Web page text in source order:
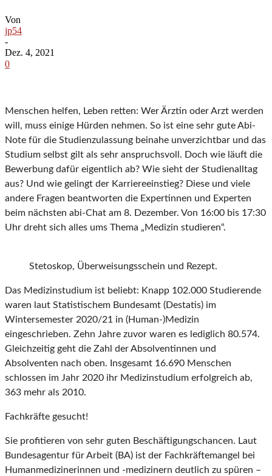
Von
jp54
-
Dez. 4, 2021
0
Menschen helfen, Leben retten: Wer Ärztin oder Arzt werden
will, muss einige Hürden nehmen. So ist eine sehr gute Abi-
Note für die Studienzulassung beinahe unverzichtbar und das
Studium selbst gilt als sehr anspruchsvoll. Doch wie läuft die
Bewerbung dafür eigentlich ab? Wie sieht der Studienalltag
aus? Und wie gelingt der Karriereeinstieg? Diese und viele
andere Fragen beantworten die Expertinnen und Experten
beim nächsten abi-Chat am 8. Dezember. Von 16:00 bis 17:30
Uhr dreht sich alles ums Thema „Medizin studieren“.
Stetoskop, Überweisungsschein und Rezept.
Das Medizinstudium ist beliebt: Knapp 102.000 Studierende
waren laut Statistischem Bundesamt (Destatis) im
Wintersemester 2020/21 in (Human-)Medizin
eingeschrieben. Zehn Jahre zuvor waren es lediglich 80.574.
Gleichzeitig geht die Zahl der Absolventinnen und
Absolventen nach oben. Insgesamt 16.690 Menschen
schlossen im Jahr 2020 ihr Medizinstudium erfolgreich ab,
363 mehr als 2010.
Fachkräfte gesucht!
Sie profitieren von sehr guten Beschäftigungschancen. Laut
Bundesagentur für Arbeit (BA) ist der Fachkräftemangel bei
Humanmedizinerinnen und -medizinern deutlich zu spüren –